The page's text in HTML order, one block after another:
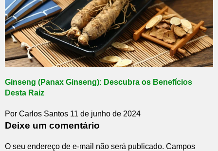
Ginseng (Panax Ginseng): Descubra os Benefícios
Desta Raiz
Por Carlos Santos 11 de junho de 2024
Deixe um comentário
O seu endereço de e-mail não será publicado. Campos